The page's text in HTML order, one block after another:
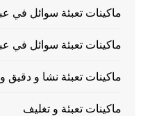
ماكينات تعبئة سوائل في
ماكينات تعبئة سوائل في
ماكينات تعبئة نشا و دقيق
ماكينات تعبئة و تغليف